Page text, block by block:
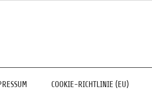
COOKIE-RICHTLINIE (EU)